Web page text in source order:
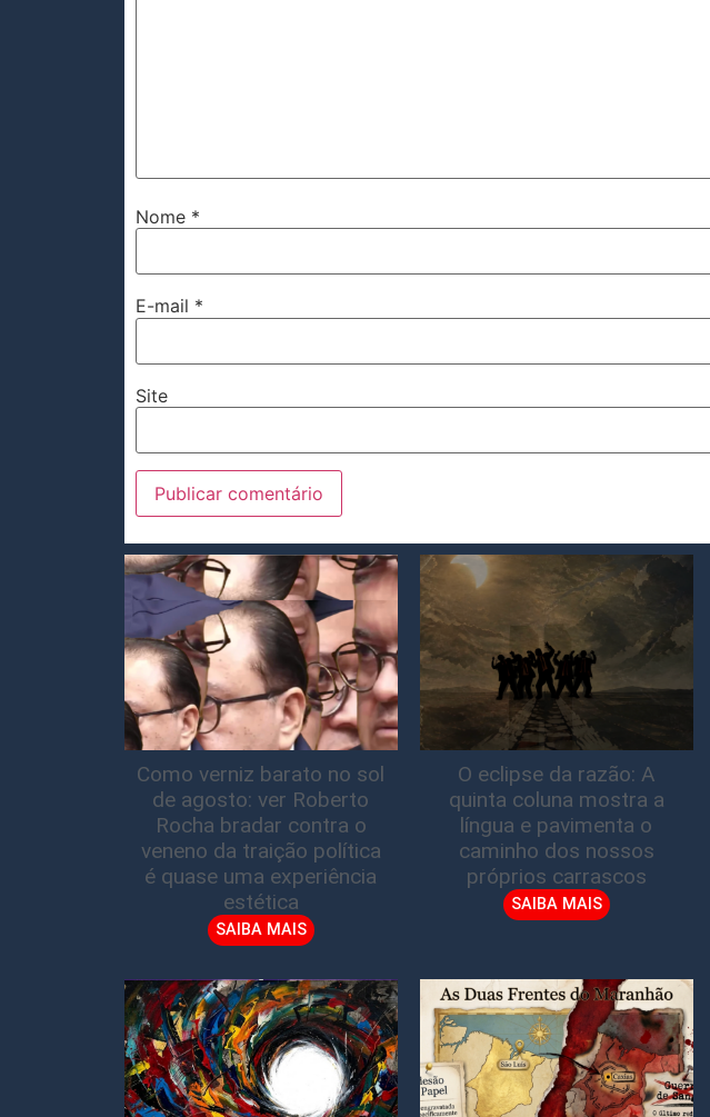
Nome *
E-mail *
Site
Como verniz barato no sol
de agosto: ver Roberto
Rocha bradar contra o
veneno da traição política
é quase uma experiência
estética
SAIBA MAIS
O eclipse da razão: A
quinta coluna mostra a
língua e pavimenta o
caminho dos nossos
próprios carrascos
SAIBA MAIS